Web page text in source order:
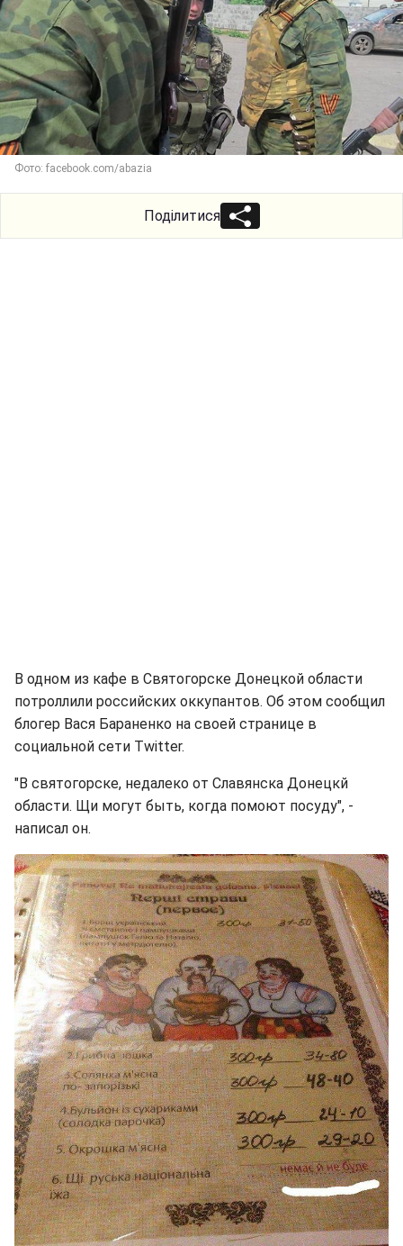
Фото: facebook.com/abazia
Поділитися
В одном из кафе в Святогорске Донецкой области
потроллили российских оккупантов. Об этом сообщил
блогер Вася Бараненко на своей странице в
социальной сети Twitter.
"В святогорске, недалеко от Славянска Донецкй
области. Щи могут быть, когда помоют посуду", -
написал он.